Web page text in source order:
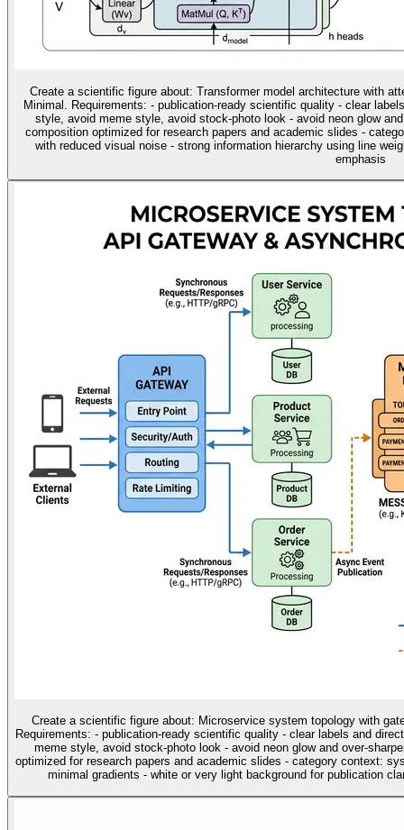
Create a scientific figure about: Transformer model architecture with
Minimal. Requirements: - publication-ready scientific quality - clear
style, avoid meme style, avoid stock-photo look - avoid neon glow
composition optimized for research papers and academic slides -
with reduced visual noise - strong information hierarchy using line
emphasis
Create a scientific figure about: Microservice system topology with
Requirements: - publication-ready scientific quality - clear labels and
meme style, avoid stock-photo look - avoid neon glow and over-
optimized for research papers and academic slides - category context:
minimal gradients - white or very light background for publication